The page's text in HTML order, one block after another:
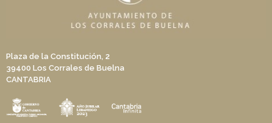
Plaza de la Constitución, 2
39400 Los Corrales de Buelna
CANTABRIA